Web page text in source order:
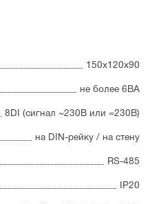
150x120x90
не более 6ВА
8DI (сигнал ~230В или =230В)
на DIN-рейку / на стену
RS-485
IP20